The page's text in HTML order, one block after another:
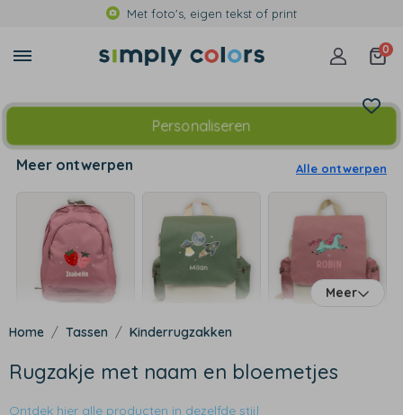
Met foto's, eigen tekst of print
0
Personaliseren
Meer ontwerpen Alle ontwerpen
Meer
Tassen Kinderrugzakken
Rugzakje met naam en bloemetjes
Ontdek hier alle producten in dezelfde stijl